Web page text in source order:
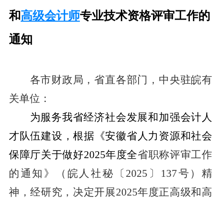
和高级会计师专业技术资格评审工作的
通知
各市财政局，省直各部门，中央驻皖有
关单位：
为服务我省经济社会发展和加强会计人
才队伍建设，根据《安徽省人力资源和社会
保障厅关于做好2025年度全省职称评审工作
的通知》（皖人社秘〔 2025 〕 137号）精
神，经研究，决定开展2025年度正高级和高